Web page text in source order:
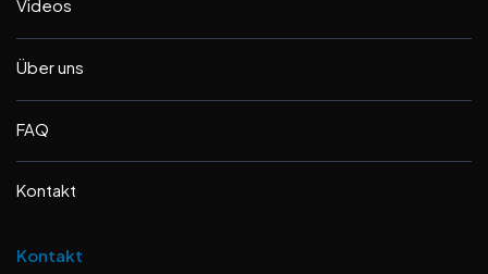
Videos
Über uns
FAQ
Kontakt
Kontakt